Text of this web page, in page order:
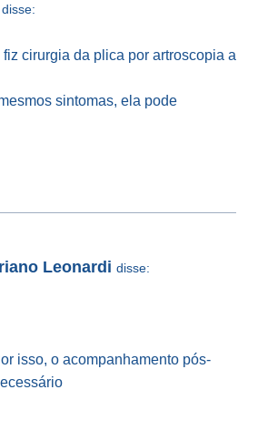
disse:
cirurgia da plica por artroscopia a
sintomas, ela pode
Leonardi disse:
isso, o acompanhamento pós-